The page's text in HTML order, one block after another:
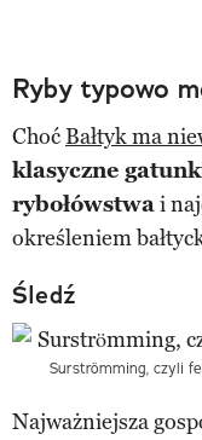
Ryby typowo
ChoćBałtyk ma
klasyczne
rybołówstwai
określeniem
Śledź
Surströmming, czyli
Najważniejsza